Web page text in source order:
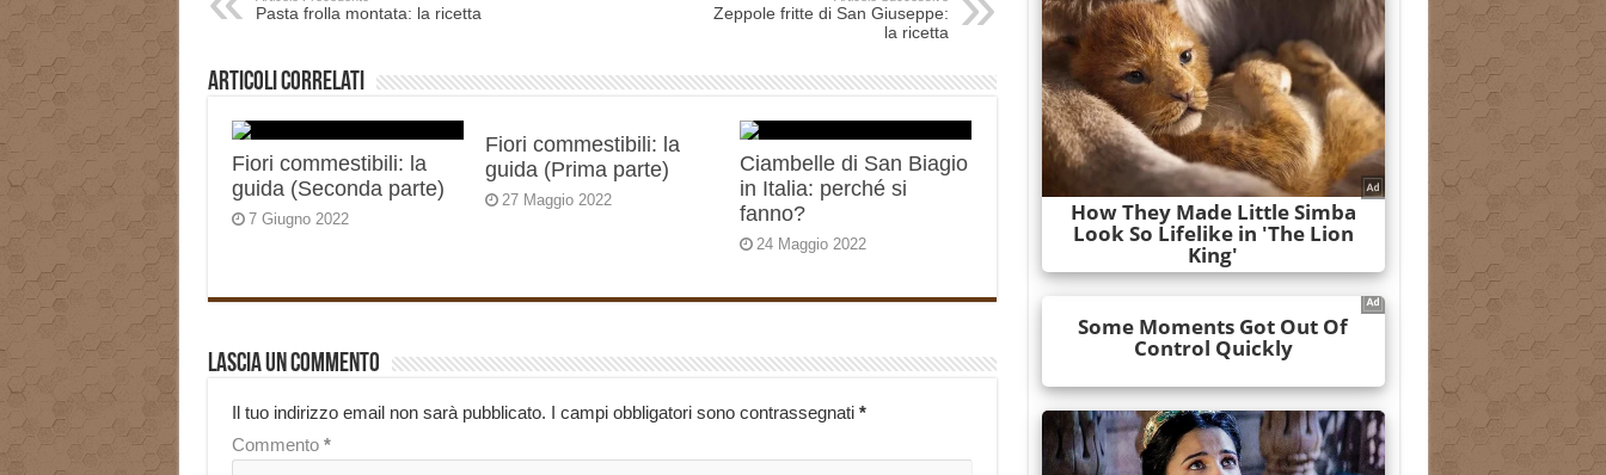
Pasta frolla montata: la ricetta
Zeppole fritte di San Giuseppe:
la ricetta
Articoli correlati
Fiori commestibili: la
guida (Seconda parte)
7 Giugno 2022
Fiori commestibili: la
guida (Prima parte)
27 Maggio 2022
Ciambelle di San Biagio
in Italia: perché si
fanno?
24 Maggio 2022
Lascia un commento
Il tuo indirizzo email non sarà pubblicato. I campi obbligatori sono contrassegnati *
Commento *